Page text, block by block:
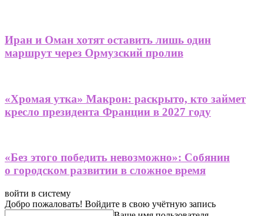
Иран и Оман хотят оставить лишь один
маршрут через Ормузский пролив
«Хромая утка» Макрон: раскрыто, кто займет
кресло президента Франции в 2027 году
«Без этого победить невозможно»: Собянин
о городском развитии в сложное время
войти в систему
Добро пожаловать! Войдите в свою учётную запись